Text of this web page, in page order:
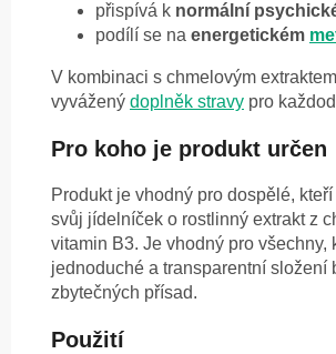
přispívá k normální
podílí se na energetickém
V kombinaci s chmelovým
vyvážený doplněk stravy pro
Pro koho je produkt určen
Produkt je vhodný pro dospělé,
svůj jídelníček o rostlinný extrakt z
vitamin B3. Je vhodný pro všechny,
jednoduché a transparentní složení
zbytečných přísad.
Použití